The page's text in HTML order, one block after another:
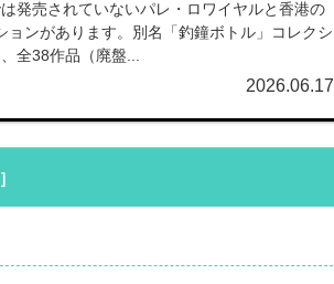
発売されていないパレ・ロワイヤルと香港の
ョンがあります。別名「釣鐘ボトル」コレクシ
全38作品（廃盤...
2026.06.17